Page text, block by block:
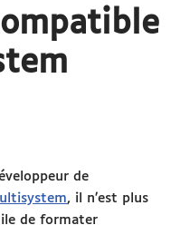
de
, i l n’est plus
de formater